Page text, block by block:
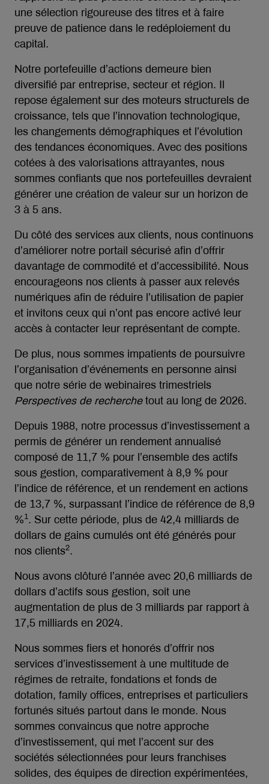
une sélection rigoureuse des titres et à faire
preuve de patience dans le redéploiement du
capital.
Notre portefeuille d’actions demeure bien
diversifié par entreprise, secteur et région. Il
repose également sur des moteurs structurels de
croissance, tels que l’innovation technologique,
les changements démographiques et l’évolution
des tendances économiques. Avec des positions
cotées à des valorisations attrayantes, nous
sommes confiants que nos portefeuilles devraient
générer une création de valeur sur un horizon de
3 à 5 ans.
Du côté des services aux clients, nous continuons
d’améliorer notre portail sécurisé afin d’offrir
davantage de commodité et d’accessibilité. Nous
encourageons nos clients à passer aux relevés
numériques afin de réduire l’utilisation de papier
et invitons ceux qui n’ont pas encore activé leur
accès à contacter leur représentant de compte.
De plus, nous sommes impatients de poursuivre
l’organisation d’événements en personne ainsi
que notre série de webinaires trimestriels
Perspectives de recherchetout au long de 2026.
Depuis 1988, notre processus d’investissement a
permis de générer un rendement annualisé
composé de 11,7 % pour l’ensemble des actifs
sous gestion, comparativement à 8,9 % pour
l’indice de référence, et un rendement en actions
de 13,7 %, surpassant l’indice de référence de 8,9
%1. Sur cette période, plus de 42,4 milliards de
dollars de gains cumulés ont été générés pour
nos clients2.
Nous avons clôturé l’année avec 20,6 milliards de
dollars d’actifs sous gestion, soit une
augmentation de plus de 3 milliards par rapport à
17,5 milliards en 2024.
Nous sommes fiers et honorés d’offrir nos
services d’investissement à une multitude de
régimes de retraite, fondations et fonds de
dotation, family offices, entreprises et particuliers
fortunés situés partout dans le monde. Nous
sommes convaincus que notre approche
d’investissement, qui met l’accent sur des
sociétés sélectionnées pour leurs franchises
solides, des équipes de direction expérimentées,